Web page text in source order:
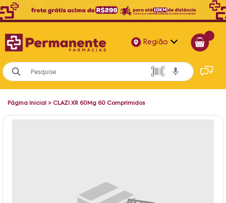
Região
Alagoas
Bahia
Página Inicial > CLAZI XR 60Mg 60 Comprimidos